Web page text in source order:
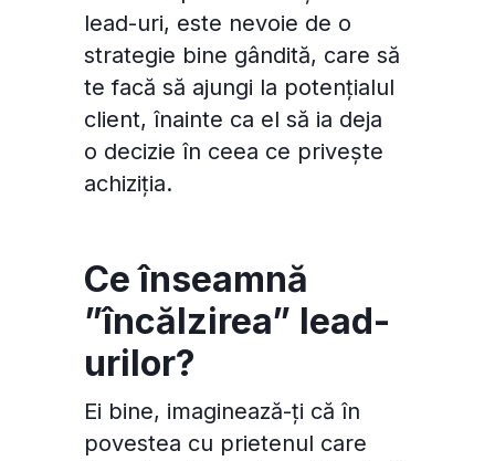
lead-uri, este nevoie de o
strategie bine gândită, care să
te facă să ajungi la potențialul
client, înainte ca el să ia deja
o decizie în ceea ce privește
achiziția.
Ce înseamnă
”încălzirea” lead-
urilor?
Ei bine, imaginează-ți că în
povestea cu prietenul care